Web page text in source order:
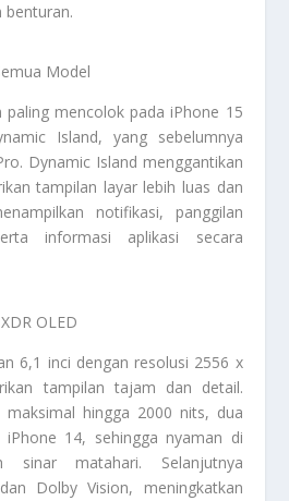
benturan.
Model
paling mencolok pada iPhone 15
Island, yang sebelumnya
Dynamic Island menggantikan
tampilan layar lebih luas dan
notifikasi, panggilan
informasi aplikasi secara
OLED
6,1 inci dengan resolusi 2556 x
tampilan tajam dan detail.
maksimal hingga 2000 nits, dua
14, sehingga nyaman di
sinar matahari. Selanjutnya
Dolby Vision, meningkatkan